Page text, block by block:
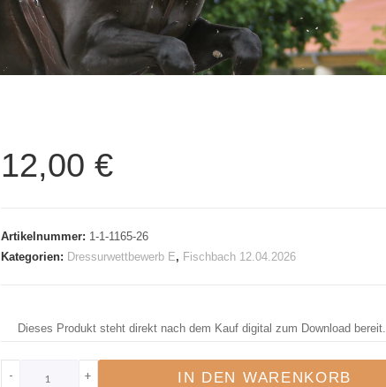
12,00 €
Artikelnummer: 1-1-1165-26
Kategorien: Dressurwettbewerb E, Fischbach 12.04.2026
Dieses Produkt steht direkt nach dem Kauf digital zum Download bereit.
- + IN DEN WARENKORB